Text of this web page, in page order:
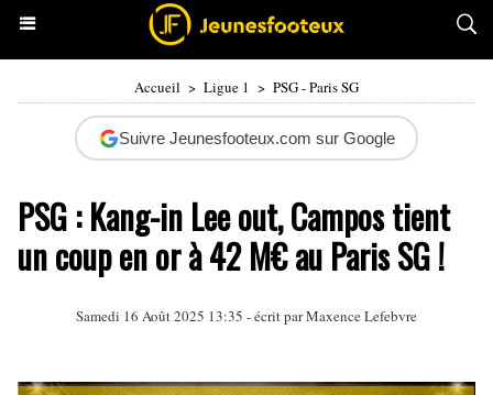
Accueil > Ligue 1 > PSG - Paris SG
Suivre Jeunesfooteux.com sur Google
PSG : Kang-in Lee out, Campos tient
un coup en or à 42 M€ au Paris SG !
Samedi 16 Août 2025 13:35 - écrit par Maxence Lefebvre